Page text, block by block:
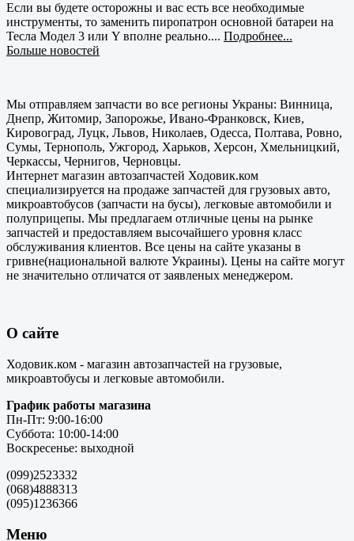
Если вы будете осторожны и вас есть все необходимые
инструменты, то заменить пиропатрон основной батареи на
Тесла Модел 3 или Y вполне реально.... Подробнее...
Больше новостей
Мы отправляем запчасти во все регионы Украны: Винница,
Днепр, Житомир, Запорожье, Ивано-Франковск, Киев,
Кировоград, Луцк, Львов, Николаев, Одесса, Полтава, Ровно,
Сумы, Тернополь, Ужгород, Харьков, Херсон, Хмельницкий,
Черкассы, Чернигов, Черновцы.
Интернет магазин автозапчастей Ходовик.ком
специализируется на продаже запчастей для грузовых авто,
микроавтобусов (запчасти на бусы), легковые автомобили и
полуприцепы. Мы предлагаем отличные цены на рынке
запчастей и предоставляем высочайшего уровня класс
обслуживания клиентов. Все цены на сайте указаны в
гривне(национальной валюте Украины). Цены на сайте могут
не значительно отличатся от заявленых менеджером.
О сайте
Ходовик.ком - магазин автозапчастей на грузовые,
микроавтобусы и легковые автомобили.
График работы магазина
Пн-Пт: 9:00-16:00
Суббота: 10:00-14:00
Воскресенье: выходной
(099)2523332
(068)4888313
(095)1236366
Меню